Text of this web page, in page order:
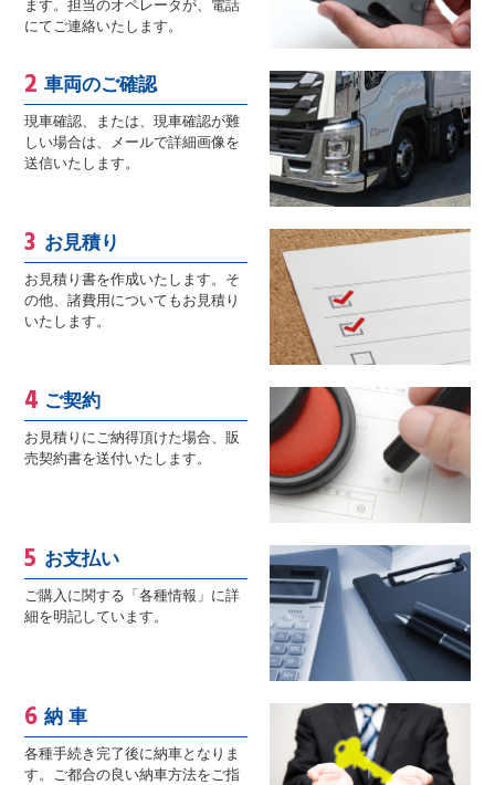
ます。担当のオペレータが、電話
にてご連絡いたします。
車両のご確認
現車確認、または、現車確認が難
しい場合は、メールで詳細画像を
送信いたします。
お見積り
お見積り書を作成いたします。そ
の他、諸費用についてもお見積り
いたします。
ご契約
お見積りにご納得頂けた場合、販
売契約書を送付いたします。
お支払い
ご購入に関する「各種情報」に詳
細を明記しています。
納 車
各種手続き完了後に納車となりま
す。ご都合の良い納車方法をご指